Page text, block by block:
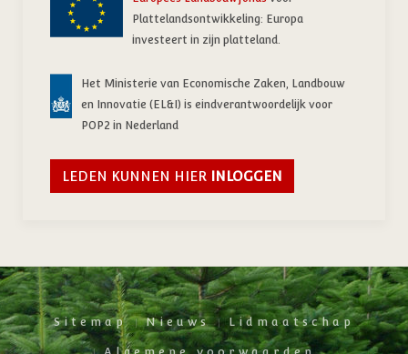
Plattelandsontwikkeling: Europa
investeert in zijn platteland.
Het Ministerie van Economische Zaken, Landbouw
en Innovatie (EL&I) is eindverantwoordelijk voor
POP2 in Nederland
LEDEN KUNNEN HIER INLOGGEN
Sitemap Nieuws Lidmaatschap